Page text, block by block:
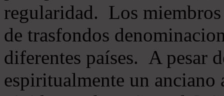
regularidad. Los
de trasfondos
diferentes países. A pesar
espiritualmente un